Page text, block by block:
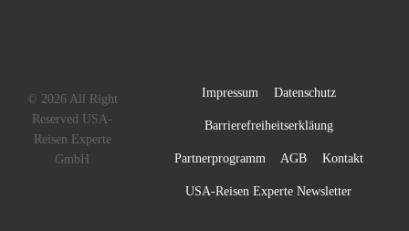
© 2026 All Right
Reserved USA-
Reisen Experte
GmbH
Impressum Datenschutz
Barrierefreiheitserkläung
Partnerprogramm AGB Kontakt
USA-Reisen Experte Newsletter